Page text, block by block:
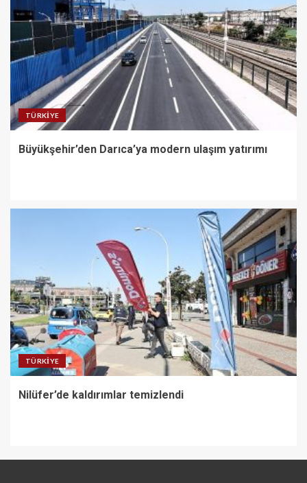
TÜRKIYE
Büyükşehir’den Darıca’ya modern ulaşım yatırımı
TÜRKIYE
Nilüfer’de kaldırımlar temizlendi